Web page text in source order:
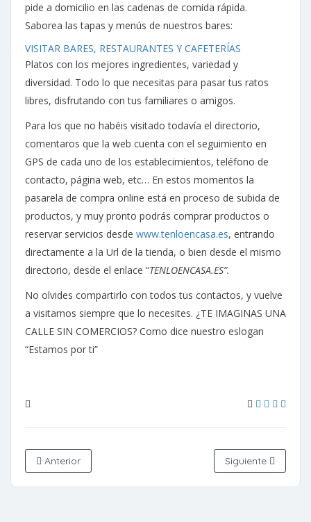
pide a domicilio en las cadenas de comida rápida.
Saborea las tapas y menús de nuestros bares:
VISITAR BARES, RESTAURANTES Y CAFETERÍAS
Platos con los mejores ingredientes, variedad y
diversidad. Todo lo que necesitas para pasar tus ratos
libres, disfrutando con tus familiares o amigos.
Para los que no habéis visitado todavía el directorio,
comentaros que la web cuenta con el seguimiento en
GPS de cada uno de los establecimientos, teléfono de
contacto, página web, etc… En estos momentos la
pasarela de compra online está en proceso de subida de
productos, y muy pronto podrás comprar productos o
reservar servicios desde www.tenloencasa.es, entrando
directamente a la Url de la tienda, o bien desde el mismo
directorio, desde el enlace “TENLOENCASA.ES”.
No olvides compartirlo con todos tus contactos, y vuelve
a visitarnos siempre que lo necesites. ¿TE IMAGINAS UNA
CALLE SIN COMERCIOS? Como dice nuestro eslogan
“Estamos por ti”
Anterior Siguiente